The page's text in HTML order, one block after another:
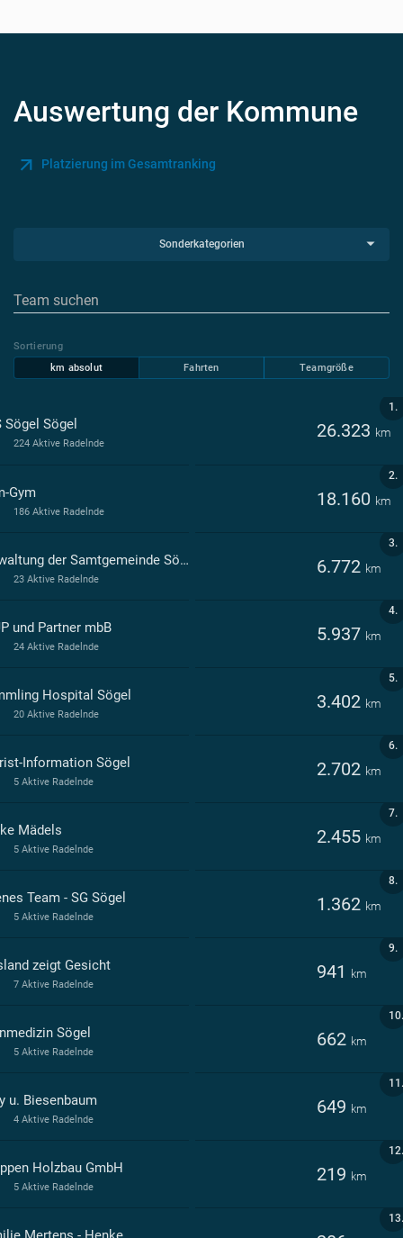
Auswertung der Kommune
Platzierung im Gesamtranking
Sonderkategorien
Sortierung
km absolut
Fahrten Teamgröße
1.
Sögel Sögel 26.323 km
224 Aktive Radelnde
2.
Gym 18.160 km
186 Aktive Radelnde
3.
Verwaltung der Samtgemeinde Sögel 6.772 km
23 Aktive Radelnde
4.
und Partner mbB 5.937 km
24 Aktive Radelnde
5.
Hospital Sögel 3.402 km
20 Aktive Radelnde
6.
Information Sögel 2.702 km
5 Aktive Radelnde
7.
Mädels 2.455 km
5 Aktive Radelnde
8.
Team - SG Sögel 1.362 km
5 Aktive Radelnde
9.
zeigt Gesicht 941 km
7 Aktive Radelnde
10.
Sögel 662 km
5 Aktive Radelnde
11.
u. Biesenbaum 649 km
4 Aktive Radelnde
12.
Holzbau GmbH 219 km
5 Aktive Radelnde
13.